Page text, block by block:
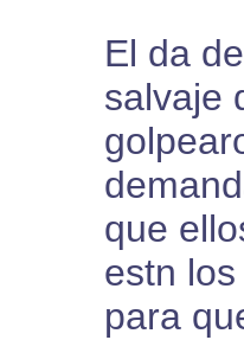
El da
salvaje
que
estn
para